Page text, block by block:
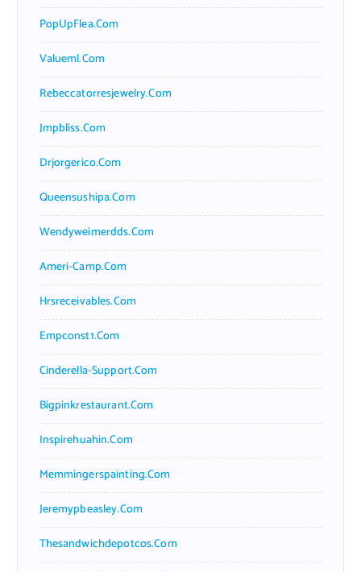
PopUpFlea.com
Valueml.com
Rebeccatorresjewelry.com
Jmpbliss.com
Drjorgerico.com
Queensushipa.com
Wendyweimerdds.com
Ameri-Camp.com
Hrsreceivables.com
Empconst1.com
Cinderella-Support.com
Bigpinkrestaurant.com
Inspirehuahin.com
Memmingerspainting.com
Jeremypbeasley.com
Thesandwichdepotcos.com